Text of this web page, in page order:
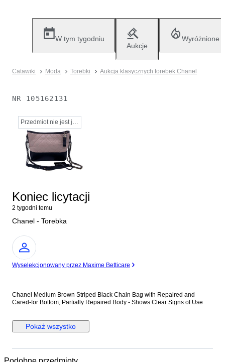
W tym tygodniu
Aukcje
Wyróżnione
Catawiki Moda Torebki Aukcja klasycznych torebek Chanel
NR 105162131
Przedmiot nie jest już dostępny
Koniec licytacji
2 tygodni temu
Chanel - Torebka
Ekspert
Wyselekcjonowany przez Maxime Betticare
Chanel Medium Brown Striped Black Chain Bag with Repaired and
Cared-for Bottom, Partially Repaired Body - Shows Clear Signs of Use
Pokaż wszystko